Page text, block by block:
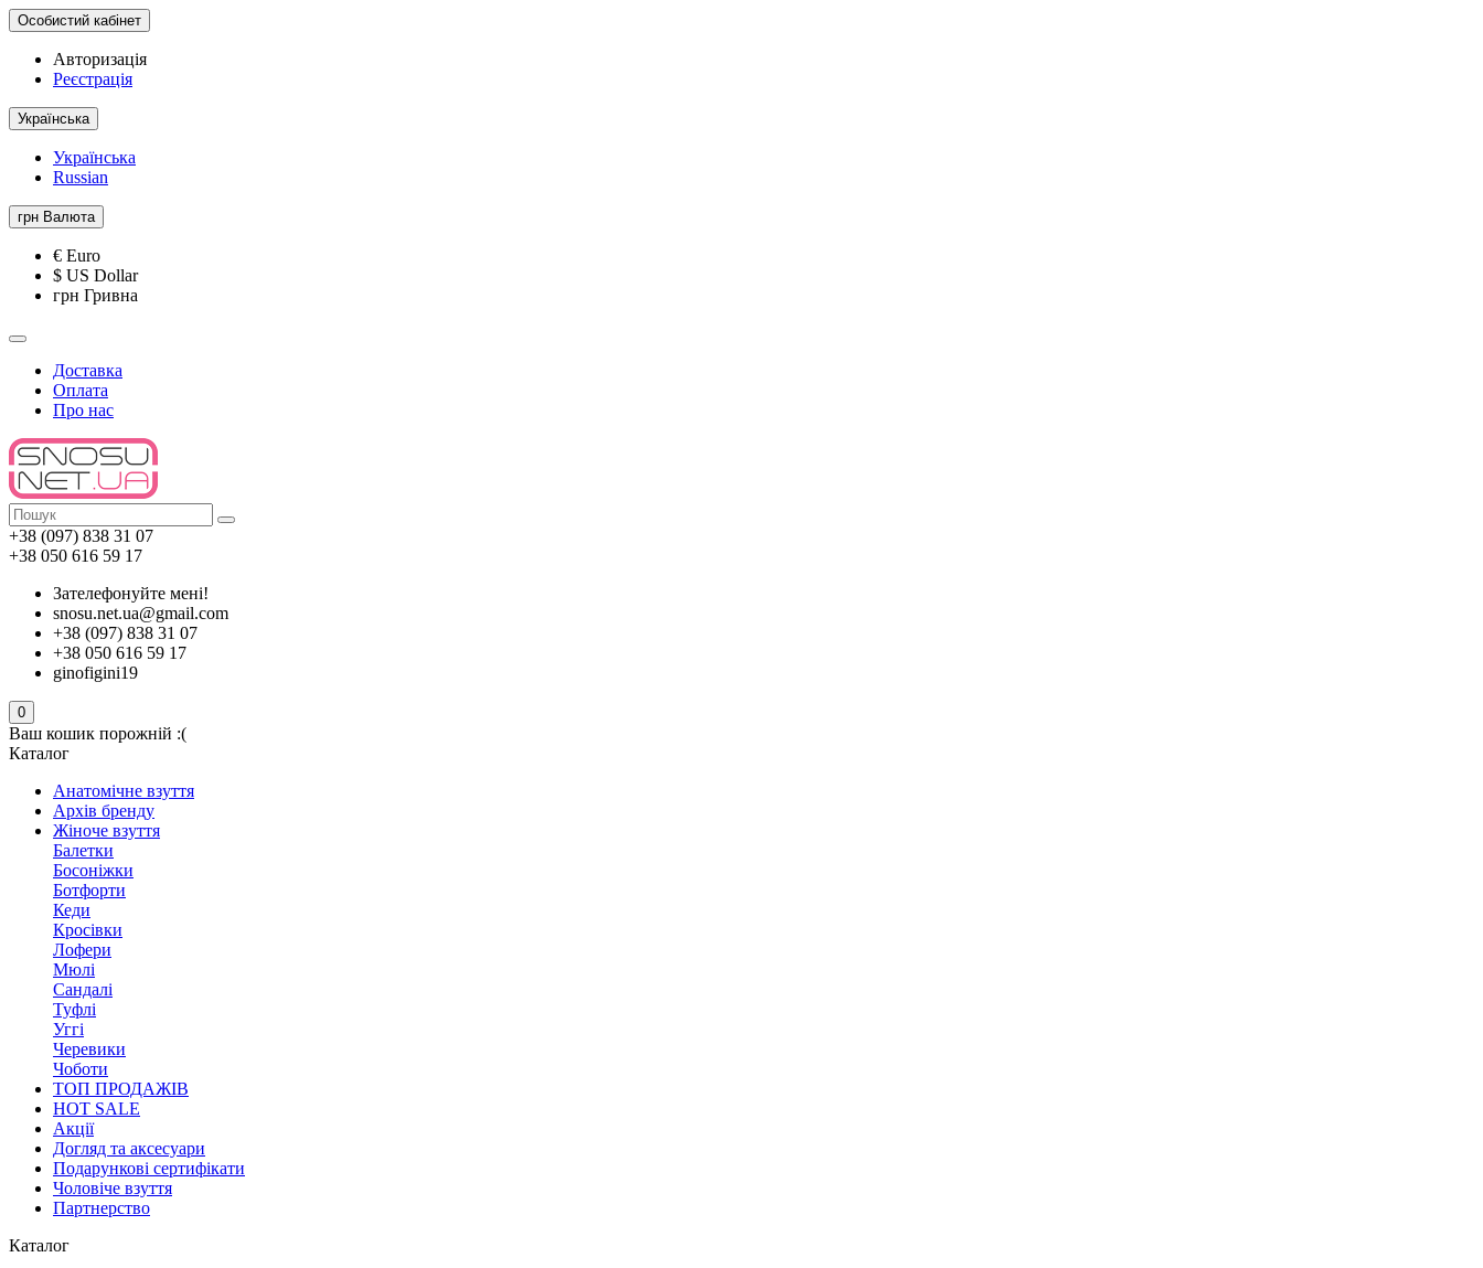
Особистий кабінет
Авторизація
Реєстрація
Українська
Українська
Russian
грн Валюта
€ Euro
$ US Dollar
грн Гривна
Доставка
Оплата
Про нас
+38 (097) 838 31 07
+38 050 616 59 17
Зателефонуйте мені!
snosu.net.ua@gmail.com
+38 (097) 838 31 07
+38 050 616 59 17
ginofigini19
0
Ваш кошик порожній :(
Каталог
Анатомічне взуття
Архів бренду
Жіноче взуття
Балетки
Босоніжки
Ботфорти
Кеди
Кросівки
Лофери
Мюлі
Сандалі
Туфлі
Уггі
Черевики
Чоботи
ТОП ПРОДАЖІВ
HOT SALE
Акції
Догляд та аксесуари
Подарункові сертифікати
Чоловіче взуття
Партнерство
Каталог